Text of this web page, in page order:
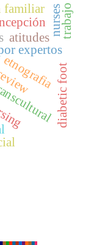
expertos
familiar
nurses
diabetic foot
etnografia
atitudes trabajo